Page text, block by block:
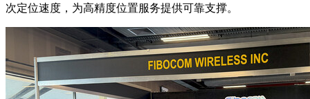
次定位速度，为高精度位置服务提供可靠支撑。